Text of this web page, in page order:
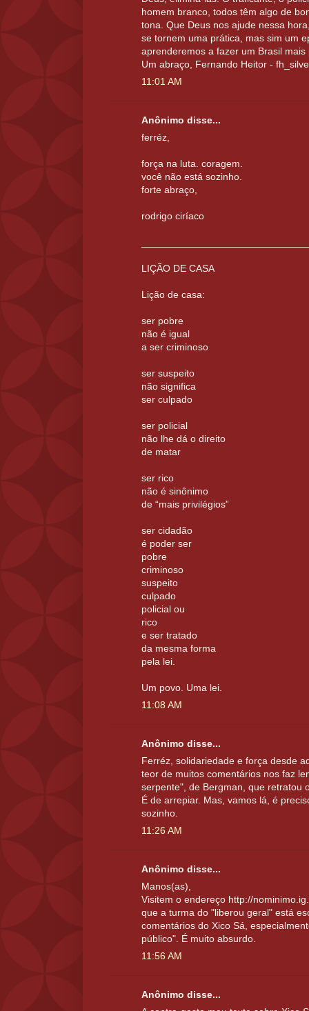
homem branco, todos têm algo de
tona. Que Deus nos ajude nessa
se tornem uma prática, mas sim um
aprenderemos a fazer um Brasil
Um abraço, Fernando Heitor -
11:01 AM
Anônimo disse...
ferréz,
força na luta. coragem.
você não está sozinho.
forte abraço,
rodrigo ciríaco
LIÇÃO DE CASA
Lição de casa:
ser pobre
não é igual
a ser criminoso
ser suspeito
não significa
ser culpado
ser policial
não lhe dá o direito
de matar
ser rico
não é sinônimo
de “mais privilégios”
ser cidadão
é poder ser
pobre
criminoso
suspeito
culpado
policial ou
rico
e ser tratado
da mesma forma
pela lei.
Um povo. Uma lei.
11:08 AM
Anônimo disse...
Ferréz, solidariedade e força desde
teor de muitos comentários nos faz
serpente", de Bergman, que retratou
É de arrepiar. Mas, vamos lá, é
sozinho.
11:26 AM
Anônimo disse...
Manos(as),
Visitem o endereço http://
que a turma do "liberou geral" está
comentários do Xico Sá,
público". É muito absurdo.
11:56 AM
Anônimo disse...